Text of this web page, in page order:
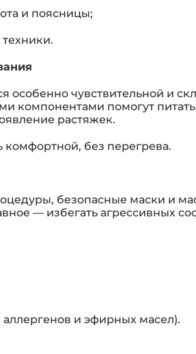
и поясницы;
чувствительной и
компонентами помогут
растяжек.
без перегрева.
безопасные маски и
— избегать агрессивных
и эфирных масел).